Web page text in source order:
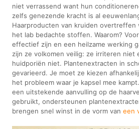
niet verrassend want hun
zelfs genezende kracht is al
Haarproducten van kruiden overtreffen
het lab bedachte stoffen. Waarom?
effectief zijn en een heilzame werking
zijn ze volkomen veilig: ze irriteren niet
huidporiën niet. Plantenextracten in
gevarieerd. Je moet ze kiezen
het probleem waar je kapsel mee
een uitstekende aanvulling op de
gebruikt, ondersteunen
brengen snel winst in de vorm van een